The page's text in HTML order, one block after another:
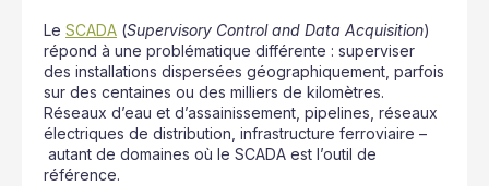
Le SCADA (Supervisory Control and Data Acquisition)
répond à une problématique différente : superviser
des installations dispersées géographiquement, parfois
sur des centaines ou des milliers de kilomètres.
Réseaux d’eau et d’assainissement, pipelines, réseaux
électriques de distribution, infrastructure ferroviaire –
autant de domaines où le SCADA est l’outil de
référence.